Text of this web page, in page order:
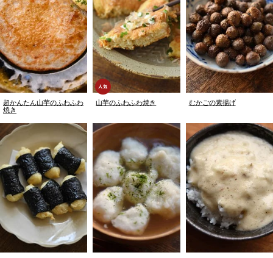
超かんたん山芋のふわふわ
焼き
山芋のふわふわ焼き むかごの素揚げ